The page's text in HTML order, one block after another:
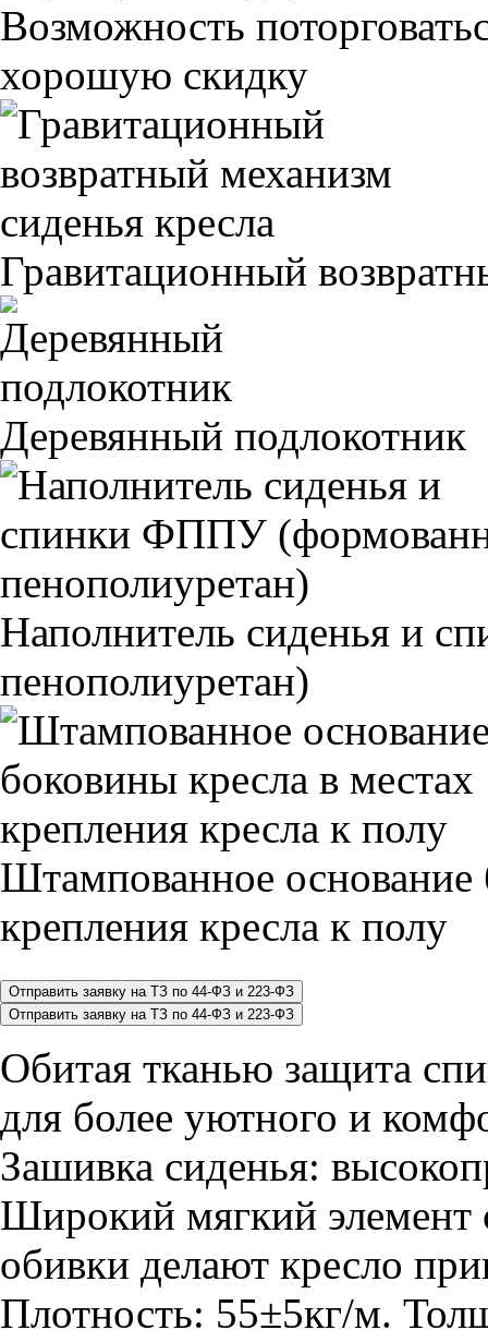
Возможность
хорошую скидку
Гравитационный
Деревянный подлокотник
Наполнитель сиденья и
пенополиуретан)
Штампованное основание
крепления кресла к полу
Обитая тканью защита
для более уютного и
Зашивка сиденья:
Широкий мягкий
обивки делают кресло
Плотность: 55±5кг/м.